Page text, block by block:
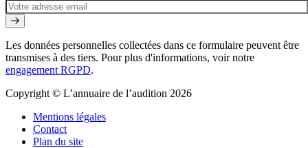
Les données personnelles collectées dans ce formulaire peuvent être
transmises à des tiers. Pour plus d'informations, voir notre
engagement RGPD.
Copyright © L’annuaire de l’audition 2026
Mentions légales
Contact
Plan du site